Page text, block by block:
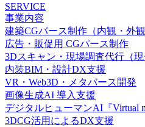
SERVICE
事業内容
建築CGパース制作（内観・外観
広告・販促用 CGパース制作
3Dスキャン・現場調査代行（現
内装BIM・設計DX支援
VR・Web3D・メタバース開発
画像生成AI 導入支援
デジタルヒューマンAI『Virtual
3DCG活用によるDX支援